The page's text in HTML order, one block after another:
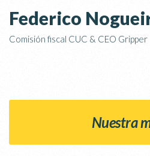
Federico
Comisión fiscal CUC & CEO Gripper
Nuestra